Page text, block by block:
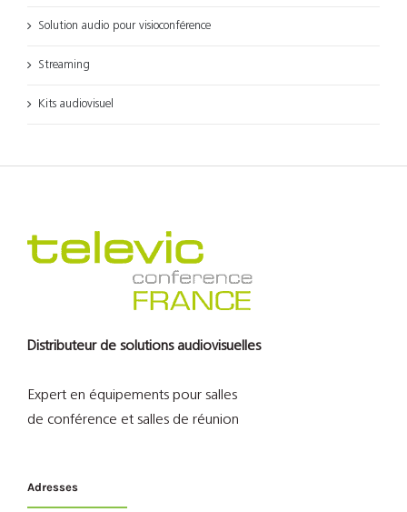
Solution audio pour visioconférence
Streaming
Kits audiovisuel
Distributeur de solutions audiovisuelles
Expert en équipements pour salles
de conférence et salles de réunion
Adresses